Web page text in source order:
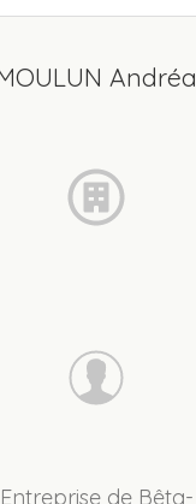
Andréa
Entreprise de Bêta-